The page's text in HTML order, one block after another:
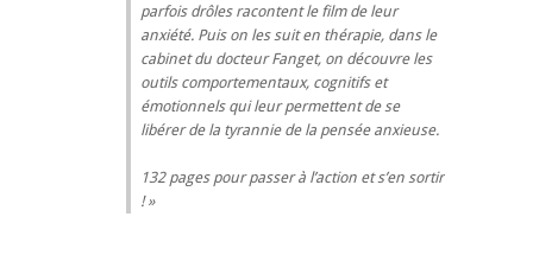
parfois drôles racontent le film de leur
anxiété. Puis on les suit en thérapie, dans le
cabinet du docteur Fanget, on découvre les
outils comportementaux, cognitifs et
émotionnels qui leur permettent de se
libérer de la tyrannie de la pensée anxieuse.
132 pages pour passer à l’action et s’en sortir
!